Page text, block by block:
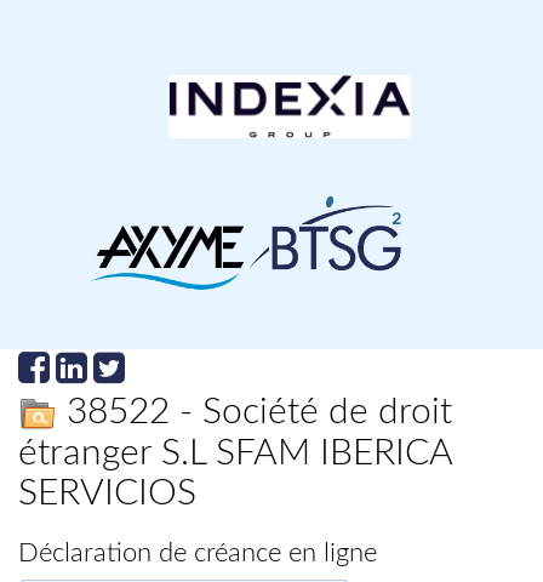
38522 - Société de droit
étranger S.L SFAM IBERICA
SERVICIOS
Déclaration de créance en ligne